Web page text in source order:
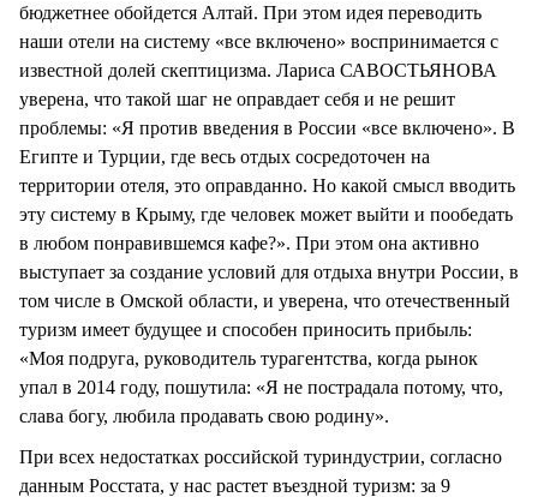
бюджетнее обойдется Алтай. При этом идея переводить
наши отели на систему «все включено» воспринимается с
известной долей скептицизма. Лариса САВОСТЬЯНОВА
уверена, что такой шаг не оправдает себя и не решит
проблемы: «Я против введения в России «все включено». В
Египте и Турции, где весь отдых сосредоточен на
территории отеля, это оправданно. Но какой смысл вводить
эту систему в Крыму, где человек может выйти и пообедать
в любом понравившемся кафе?». При этом она активно
выступает за создание условий для отдыха внутри России, в
том числе в Омской области, и уверена, что отечественный
туризм имеет будущее и способен приносить прибыль:
«Моя подруга, руководитель турагентства, когда рынок
упал в 2014 году, пошутила: «Я не пострадала потому, что,
слава богу, любила продавать свою родину».
При всех недостатках российской туриндустрии, согласно
данным Росстата, у нас растет въездной туризм: за 9